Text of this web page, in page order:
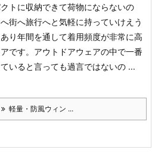
トに収納できて荷物にならないの
街へ旅行へと気軽に持っていけえう
り年間を通して着用頻度が非常に高
です。アウトドアウェアの中で一番
いると言っても過言ではないの ...
軽量・防風ウィン ...